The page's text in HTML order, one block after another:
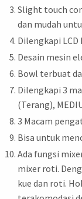
Slight touch
dan mudah
Dilengkapi
Desain mesin
Bowl terbuat
Dilengkapi 3
(Terang),
3 Macam
Bisa untuk
Ada fungsi
mixer roti.
kue dan roti.